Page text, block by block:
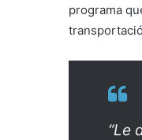
programa
“Le